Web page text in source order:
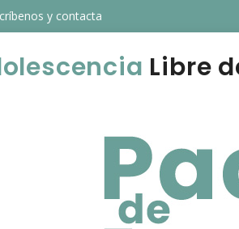
y contacta
Libre